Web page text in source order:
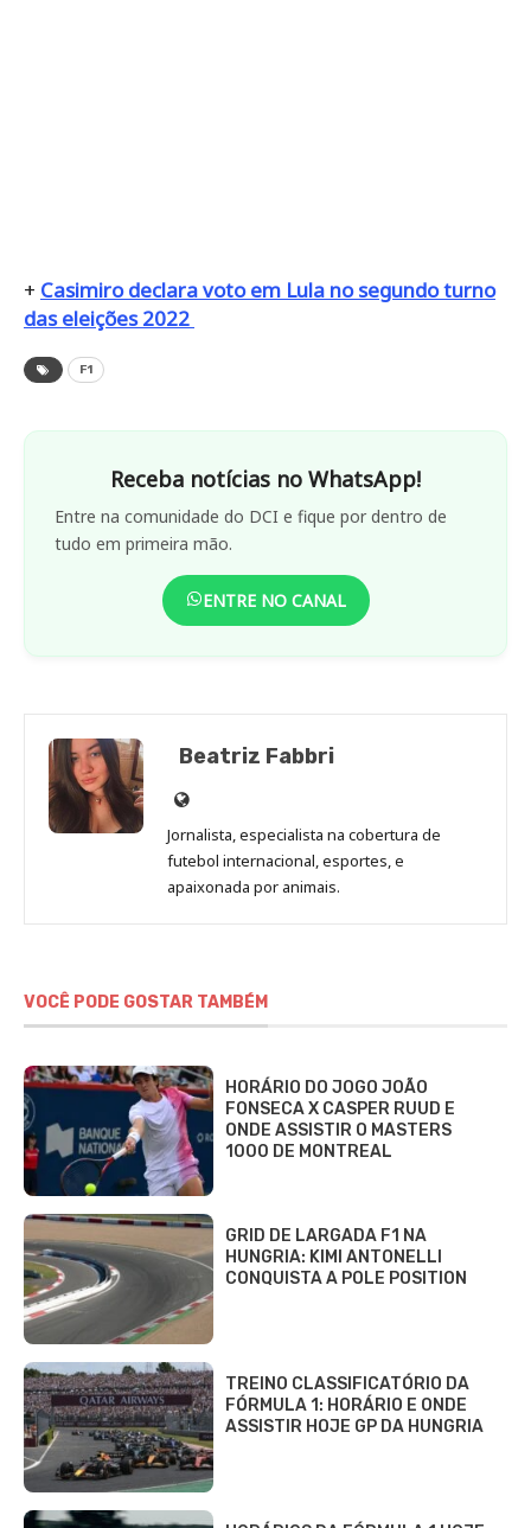
+ Casimiro declara voto em Lula no segundo turno
das eleições 2022
F1
Receba notícias no WhatsApp!
Entre na comunidade do DCI e fique por dentro de
tudo em primeira mão.
ENTRE NO CANAL
Beatriz Fabbri
Site
de
Beatriz
Fabbri
Jornalista, especialista na cobertura de
futebol internacional, esportes, e
apaixonada por animais.
VOCÊ PODE GOSTAR TAMBÉM
HORÁRIO DO JOGO JOÃO
FONSECA X CASPER RUUD E
ONDE ASSISTIR O MASTERS
1000 DE MONTREAL
GRID DE LARGADA F1 NA
HUNGRIA: KIMI ANTONELLI
CONQUISTA A POLE POSITION
TREINO CLASSIFICATÓRIO DA
FÓRMULA 1: HORÁRIO E ONDE
ASSISTIR HOJE GP DA HUNGRIA